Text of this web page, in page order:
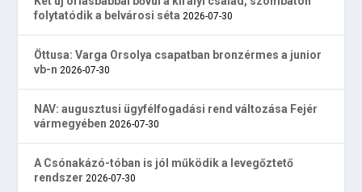
folytatódik a belvárosi séta 2026-07-30
Öttusa: Varga Orsolya csapatban bronzérmes a junior
vb-n 2026-07-30
NAV: augusztusi ügyfélfogadási rend változása Fejér
vármegyében 2026-07-30
A Csónakázó-tóban is jól működik a levegőztető
rendszer 2026-07-30